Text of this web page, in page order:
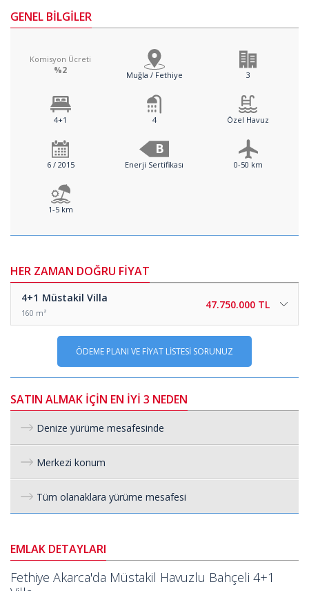
GENEL BİLGİLER
Komisyon Ücreti
%2 Muğla / Fethiye 3
4+1 4 Özel Havuz
6 / 2015
B
Enerji Sertifikası 0-50 km
1-5 km
HER ZAMAN DOĞRU FİYAT
4+1 Müstakil Villa
160 m²
47.750.000 TL
ÖDEME PLANI VE FİYAT LİSTESİ SORUNUZ
SATIN ALMAK İÇİN EN İYİ 3 NEDEN
Denize yürüme mesafesinde
Merkezi konum
Tüm olanaklara yürüme mesafesi
EMLAK DETAYLARI
Fethiye Akarca'da Müstakil Havuzlu Bahçeli 4+1